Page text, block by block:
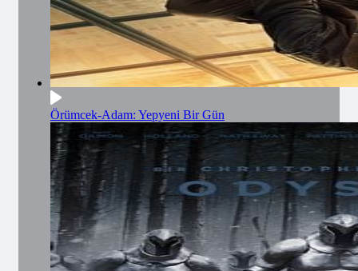
Örümcek-Adam: Yepyeni Bir Gün